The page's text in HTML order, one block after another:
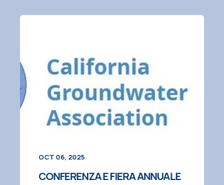
OCT 06, 2025
CONFERENZA E FIERA ANNUALE